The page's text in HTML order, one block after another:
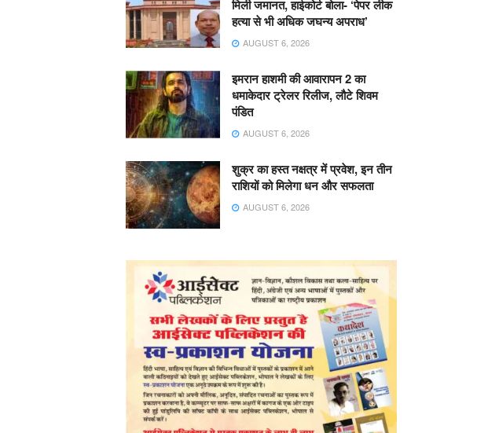
मिली जमानत, हाईकोर्ट बोला- ‘पेपर लीक
हत्या से भी अधिक जघन्य अपराध’
AUGUST 6, 2026
इमरान हाशमी की आवारापन 2 का
धमाकेदार ट्रेलर रिलीज, लौटे शिवम
पंडित
AUGUST 6, 2026
शुक्र का हस्त नक्षत्र में प्रवेश, इन तीन
राशियों को मिलेगा धन और सफलता
AUGUST 6, 2026